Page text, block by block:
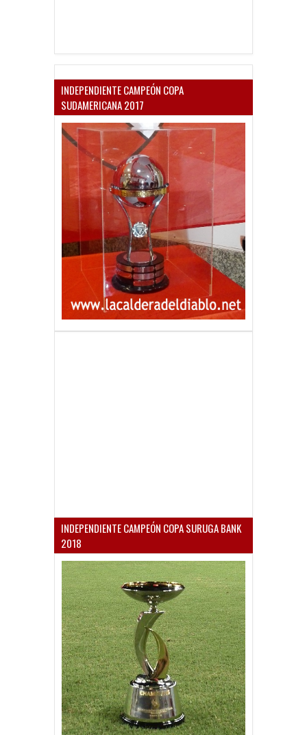
INDEPENDIENTE CAMPEÓN COPA
SUDAMERICANA 2017
INDEPENDIENTE CAMPEÓN COPA SURUGA BANK
2018